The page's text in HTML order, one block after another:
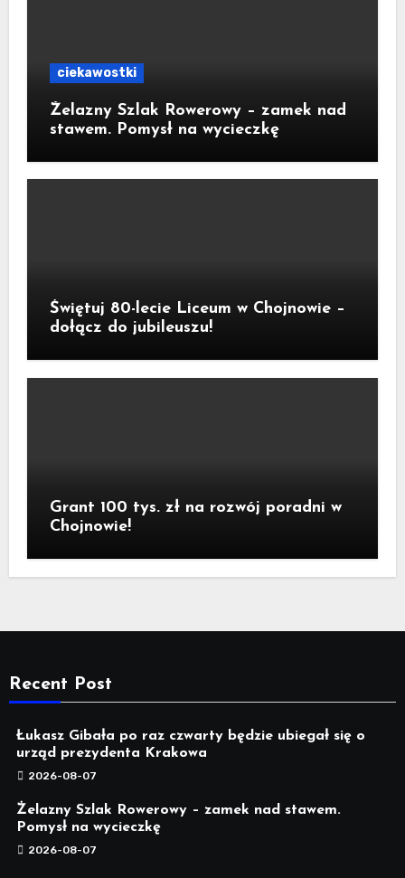
ciekawostki
Żelazny Szlak Rowerowy – zamek nad
stawem. Pomysł na wycieczkę
Świętuj 80-lecie Liceum w Chojnowie –
dołącz do jubileuszu!
Grant 100 tys. zł na rozwój poradni w
Chojnowie!
Recent Post
Łukasz Gibała po raz czwarty będzie ubiegał się o
urząd prezydenta Krakowa
2026-08-07
Żelazny Szlak Rowerowy – zamek nad stawem.
Pomysł na wycieczkę
2026-08-07